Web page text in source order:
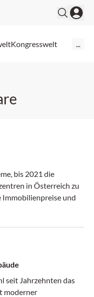
Kongresswelt
bis 2021 die
in Österreich zu
und
seit Jahrzehnten das
moderner